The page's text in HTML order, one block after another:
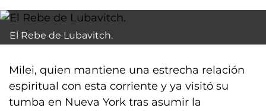
El Rebe de Lubavitch.
Milei, quien mantiene una estrecha relación
espiritual con esta corriente y ya visitó su
tumba en Nueva York tras asumir la